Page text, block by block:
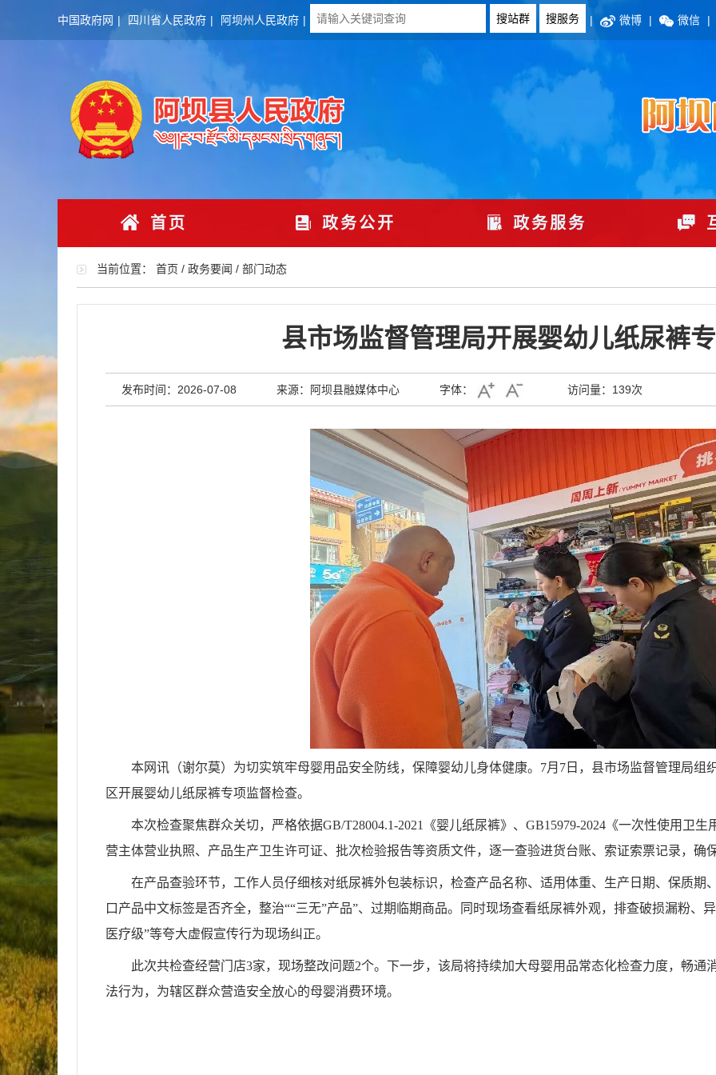
中国政府网 | 四川省人民政府 | 阿坝州人民政府 | | 微博 | 微信 |
首页 政务公开 政务服务
当前位置： 首页 / 政务要闻 / 部门动态
县市场监督管理局开展婴幼儿纸尿裤
发布时间：2026-07-08 来源：阿坝县融媒体中心 字体： 访问量： 139次
本网讯（谢尔莫） 为切实筑牢母婴用品安全防线，保障婴幼儿身体健康。 7月7日，县市场监督管理局组
区开展婴幼儿纸尿裤专项监督检查。
本次检查聚焦群众关切，严格依据GB/T28004.1-2021《婴儿纸尿裤》、GB15979-2024《一次性使用卫
营主体营业执照、产品生产卫生许可证、批次检验报告等资质文件，逐一查验进货台账、索证索票记录，确
在产品查验环节，工作人员仔细核对纸尿裤外包装标识，检查产品名称、适用体重、生产日期、保质期
口产品中文标签是否齐全，整治““三无”产品”、过期临期商品。同时现场查看纸尿裤外观，排查破损漏粉、
医疗级”等夸大虚假宣传行为现场纠正。
此次共检查经营门店3家，现场整改问题2个。下一步， 该局将持续加大母婴用品常态化检查力度，畅通
法行为，为辖区群众营造安全放心的母婴消费环境。